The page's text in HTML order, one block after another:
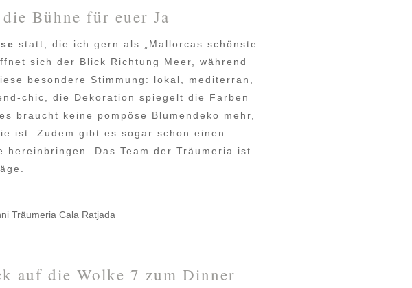
Bühne für euer Ja
statt, die ich gern als „Mallorcas schönste
sich der Blick Richtung Meer, während
besondere Stimmung: lokal, mediterran,
chic, die Dekoration spiegelt die Farben
braucht keine pompöse Blumendeko mehr,
ist. Zudem gibt es sogar schon einen
Das Team der Träumeria ist
auf die Wolke 7 zum Dinner